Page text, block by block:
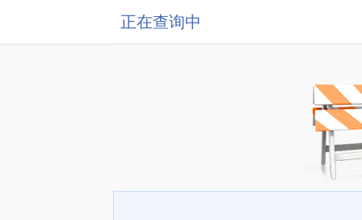
正在查询中